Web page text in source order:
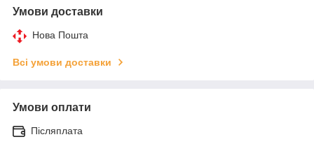
Умови доставки
Нова Пошта
Всі умови доставки
Умови оплати
Післяплата